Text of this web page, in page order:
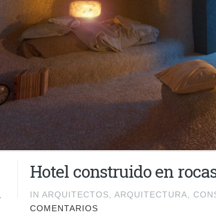
Hotel construido en
IN ARQUITECTOS ARQUITECTURA
COMENTARIOS